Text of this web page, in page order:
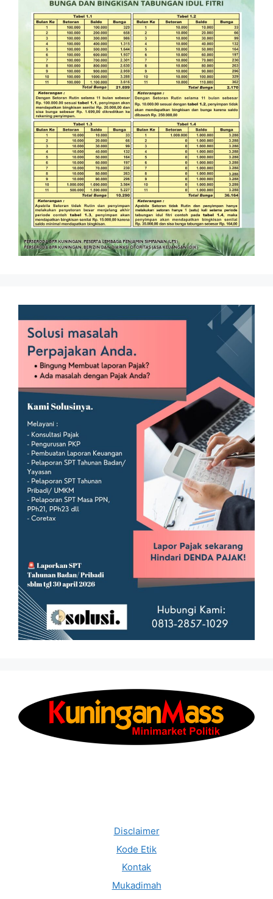
Disclaimer
Kode Etik
Kontak
Mukadimah